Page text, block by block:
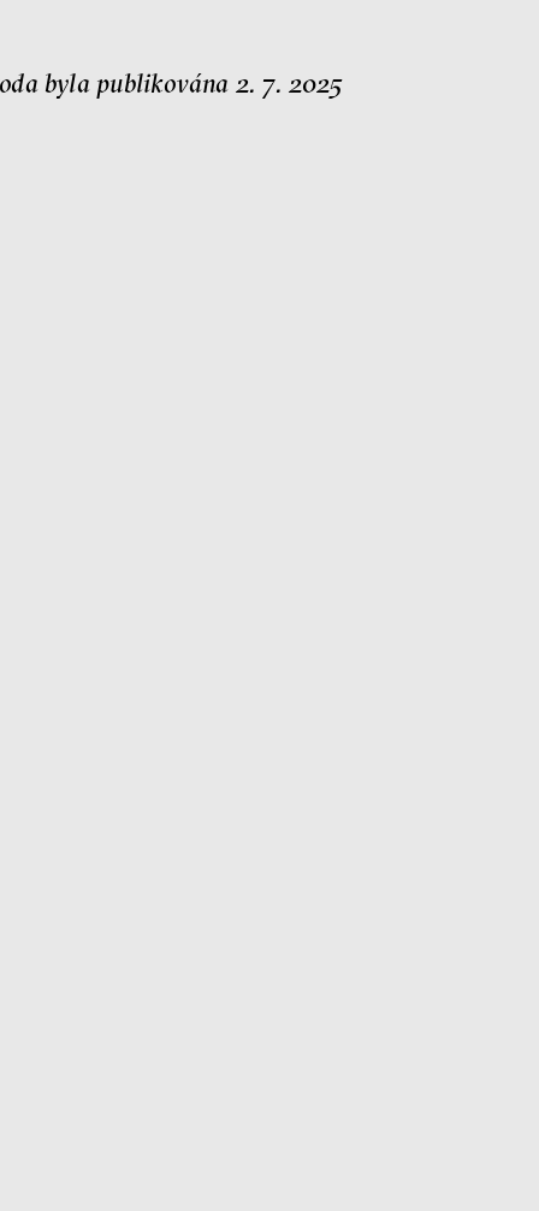
byla publikována 2. 7. 2025